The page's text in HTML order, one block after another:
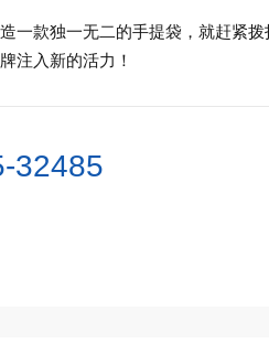
一款独一无二的手提袋，就赶紧
注入新的活力！
32485